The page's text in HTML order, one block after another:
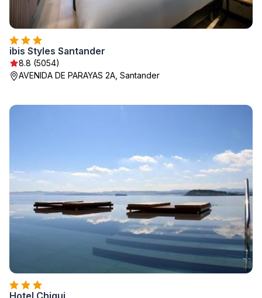
ibis Styles Santander
8.8 (5054)
AVENIDA DE PARAYAS 2A, Santander
Hotel Chiqui